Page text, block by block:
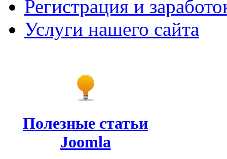
Регистрация и
Услуги нашего сайта
Полезные статьи
Joomla